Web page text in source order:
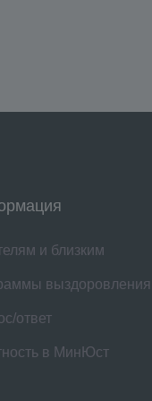
и близким
выздоровления
ответ
в МинЮст